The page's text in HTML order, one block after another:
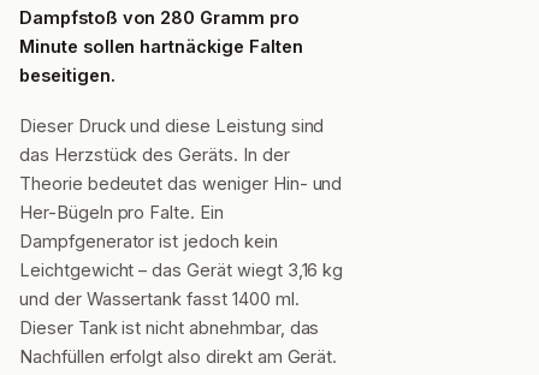
Dampfstoß von 280 Gramm pro
Minute sollen hartnäckige Falten
beseitigen.
Dieser Druck und diese Leistung sind
das Herzstück des Geräts. In der
Theorie bedeutet das weniger Hin- und
Her-Bügeln pro Falte. Ein
Dampfgenerator ist jedoch kein
Leichtgewicht – das Gerät wiegt 3,16 kg
und der Wassertank fasst 1400 ml.
Dieser Tank ist nicht abnehmbar, das
Nachfüllen erfolgt also direkt am Gerät.